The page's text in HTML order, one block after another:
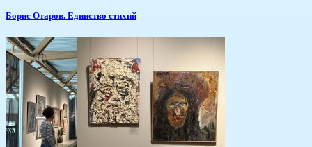
Борис Отаров. Единство стихий